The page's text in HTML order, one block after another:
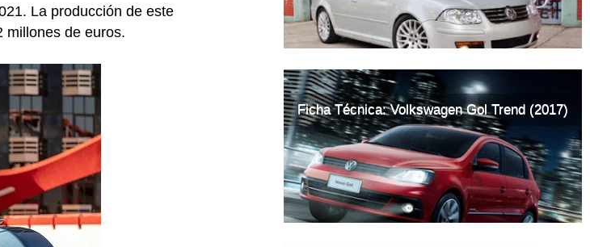
La producción de este
millones de euros.
Ficha Técnica: Volkswagen Gol Trend (2017)